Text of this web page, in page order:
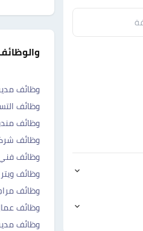
وظائف
وظائف
وظائف
وظائف
وظائف
وظائف
وظائف
وظائف
وظائف